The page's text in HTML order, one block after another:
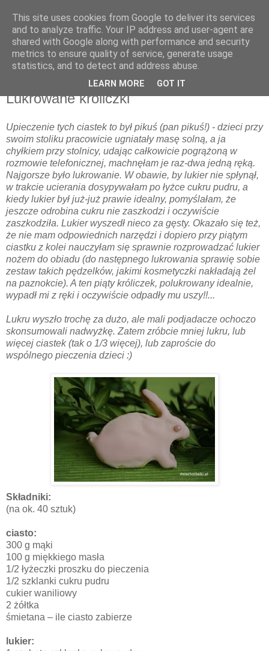
czwartek, 1 kwietnia 2010
Lukrowane króliczki
Upieczenie tych ciastek to był pikuś (pan pikuś!) - dzieci przy
swoim stoliku pracowicie ugniatały masę solną, a ja
chyłkiem przy stolnicy, udając całkowicie pogrążoną w
rozmowie telefonicznej, machnęłam je raz-dwa jedną ręką.
Najgorsze było lukrowanie. W obawie, by lukier nie spłynął,
w trakcie ucierania dosypywałam po łyżce cukru pudru, a
kiedy lukier był już-już prawie idealny, pomyślałam, że
jeszcze odrobina cukru nie zaszkodzi i oczywiście
zaszkodziła. Lukier wyszedł nieco za gęsty. Okazało się też,
że nie mam odpowiednich narzędzi i dopiero przy piątym
ciastku z kolei nauczyłam się sprawnie rozprowadzać lukier
nożem do obiadu (do następnego lukrowania sprawię sobie
zestaw takich pędzelków, jakimi kosmetyczki nakładają żel
na paznokcie). A ten piąty króliczek, polukrowany idealnie,
wypadł mi z ręki i oczywiście odpadły mu uszy!!...
Lukru wyszło trochę za dużo, ale mali podjadacze ochoczo
skonsumowali nadwyżkę. Zatem zróbcie mniej lukru, lub
więcej ciastek (tak o 1/3 więcej), lub zaproście do
wspólnego pieczenia dzieci :)
Składniki:
(na ok. 40 sztuk)
ciasto:
300 g mąki
100 g miękkiego masła
1/2 łyżeczki proszku do pieczenia
1/2 szklanki cukru pudru
cukier waniliowy
2 żółtka
śmietana – ile ciasto zabierze
lukier:
This site uses cookies from Google to deliver its services
and to analyze traffic. Your IP address and user-agent are
shared with Google along with performance and security
metrics to ensure quality of service, generate usage
statistics, and to detect and address abuse.
LEARN MORE GOT IT